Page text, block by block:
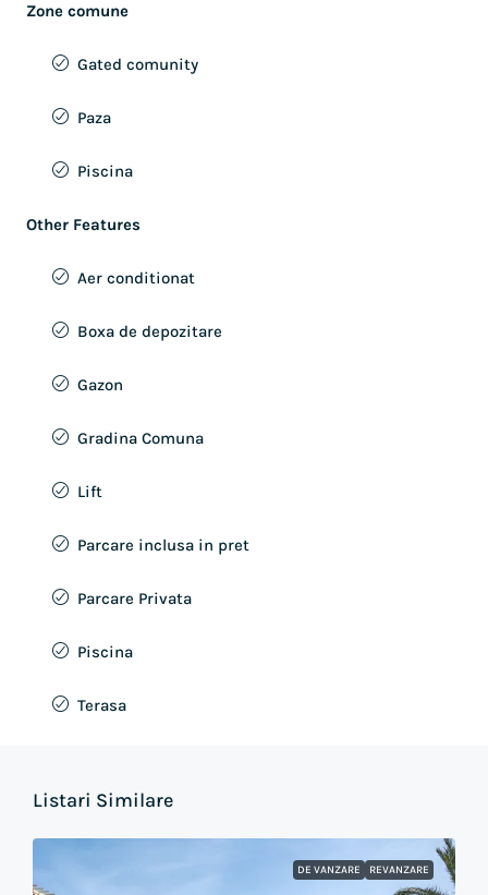
Zone comune
Gated comunity
Paza
Piscina
Other Features
Aer conditionat
Boxa de depozitare
Gazon
Gradina Comuna
Lift
Parcare inclusa in pret
Parcare Privata
Piscina
Terasa
Listari Similare
DE VANZARE REVANZARE